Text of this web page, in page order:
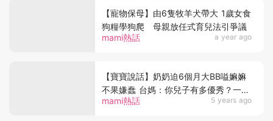
mami熱話 a year ago
【寵物保母】由6隻牧羊犬帶大 1歲女食
狗糧學狗爬 母親放任式育兒法引爭議
mami熱話 5 years ago
【寶寶說話】奶奶迫6個月大BB嗌嫲嫲
不果嫌蠢 台媽：你兒子有多優秀？一出
生便會叫人？